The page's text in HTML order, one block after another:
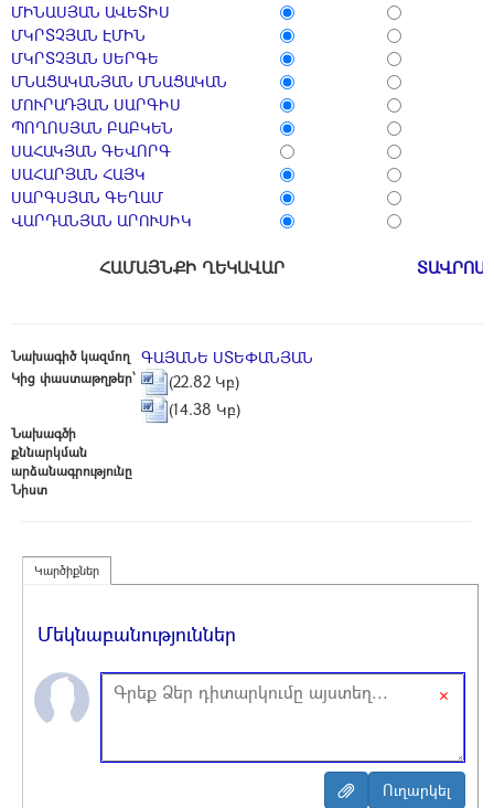
ՄԻՆԱՍՅԱՆ ԱՎԵՏԻՍ
ՄԿՐՏՉՅԱՆ ԷՄԻՆ
ՄԿՐՏՉՅԱՆ ՍԵՐԳԵ
ՄՆԱՑԱԿԱՆՅԱՆ ՄՆԱՑԱԿԱՆ
ՄՈՒՐԱԴՅԱՆ ՍԱՐԳԻՍ
ՊՈՂՈՍՅԱՆ ԲԱԲԿԵՆ
ՍԱՀԱԿՅԱՆ ԳԵՎՈՐԳ
ՍԱՀԱՐՅԱՆ ՀԱՅԿ
ՍԱՐԳՍՅԱՆ ԳԵՂԱՄ
ՎԱՐԴԱՆՅԱՆ ԱՐՈՒՍԻԿ
ՀԱՄԱՅՆՔԻ ՂԵԿԱՎԱՐ ՏԱՎՐՈՍ
Նախագիծ կազմող ԳԱՅԱՆԵ ՍՏԵՓԱՆՅԱՆ
Կից փաստաթղթեր՝
(22.82 Կբ)
(14.38 Կբ)
Նախագծի
քննարկման
արձանագրությունը
Նիստ
Կարծիքներ
Մեկնաբանություններ
×